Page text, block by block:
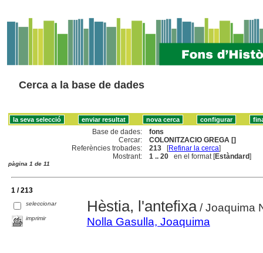
Cerca a la base de dades
Base de dades:
fons
Cercar:
COLONITZACIO GREGA []
Referències trobades:
213 [Refinar la cerca]
Mostrant:
1 .. 20 en el format [Estàndard]
pàgina 1 de 11
1 / 213
seleccionar
imprimir
Hèstia, l'antefixa/ Joaquima
Nolla Gasulla, Joaquima